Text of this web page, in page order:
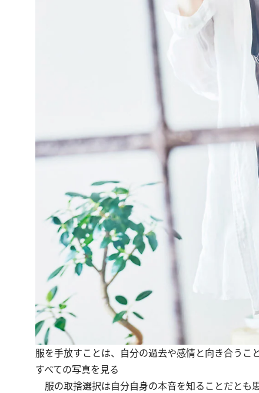
服を手放すことは、自分の過去や感情と向き合うこと
すべての写真を見る
服の取捨選択は自分自身の本音を知ることだとも思